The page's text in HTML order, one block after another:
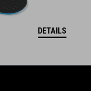
DETAILS